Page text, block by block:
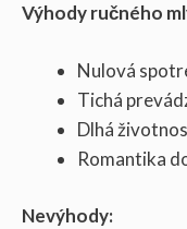
Výhody ručného
Nulová
Tichá
Dlhá
Romantika
Nevýhody: